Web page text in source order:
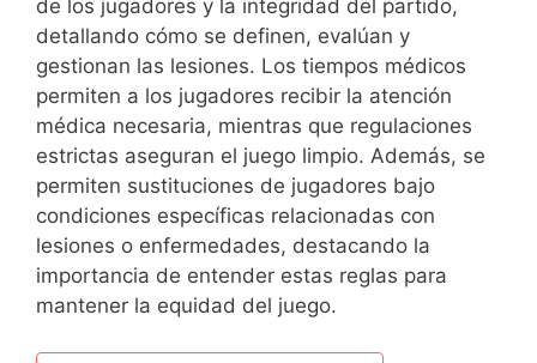
de los jugadores y la integridad del partido,
detallando cómo se definen, evalúan y
gestionan las lesiones. Los tiempos médicos
permiten a los jugadores recibir la atención
médica necesaria, mientras que regulaciones
estrictas aseguran el juego limpio. Además, se
permiten sustituciones de jugadores bajo
condiciones específicas relacionadas con
lesiones o enfermedades, destacando la
importancia de entender estas reglas para
mantener la equidad del juego.